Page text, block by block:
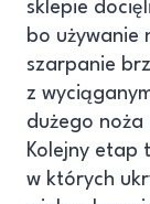
sklepie
bo używanie
szarpanie
z
dużego noża
Kolejny etap
w których